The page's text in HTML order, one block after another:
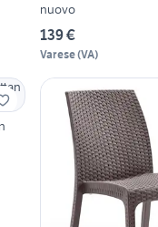
nuovo
139 €
Varese(VA)